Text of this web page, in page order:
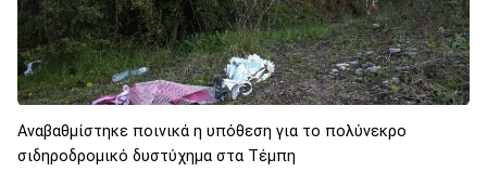
Αναβαθμίστηκε ποινικά η υπόθεση για το πολύνεκρο
σιδηροδρομικό δυστύχημα στα Τέμπη